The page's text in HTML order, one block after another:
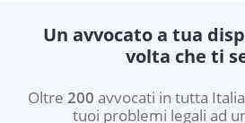
Un avvocato a tua
volta che ti
Oltre 200 avvocati in tutta
tuoi problemi legali ad